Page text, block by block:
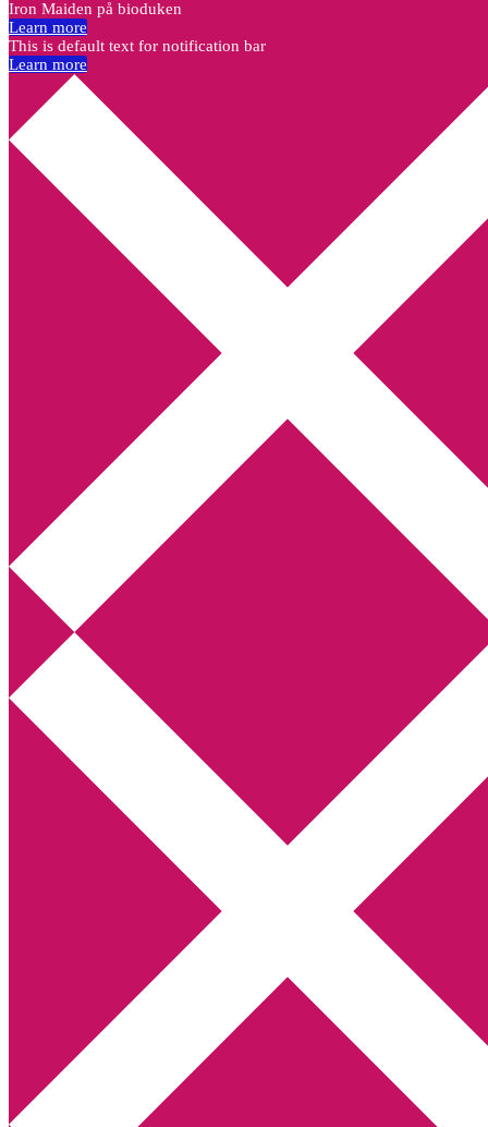
Annikas litteratur- och kulturblogg
Deckare, kriminalromaner, thrillers
Hem
Boktolva
Författarfemman
Kontakt
Webbshop Amazon
Utskriftscentralen
Min tv-blogg
You are here:Home Vinn en iPad hos Deckarhuset
Vinn en iPad hos Deckarhuset
Iron Maiden på bioduken
Learn more
This is default text for notification bar
Learn more